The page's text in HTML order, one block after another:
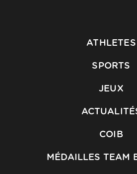
ATHLETES
SPORTS
JEUX
COIB
MÉDAILLES TEAM